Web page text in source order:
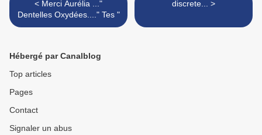
< Merci Aurélia ..."
Dentelles Oxydées...." Tes "
discrete... >
Hébergé par Canalblog
Top articles
Pages
Contact
Signaler un abus